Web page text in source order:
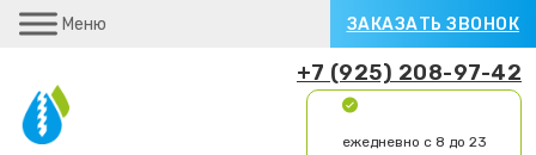
Меню ЗАКАЗАТЬ ЗВОНОК
+7 (925) 208-97-42
ежедневно с 8 до 23